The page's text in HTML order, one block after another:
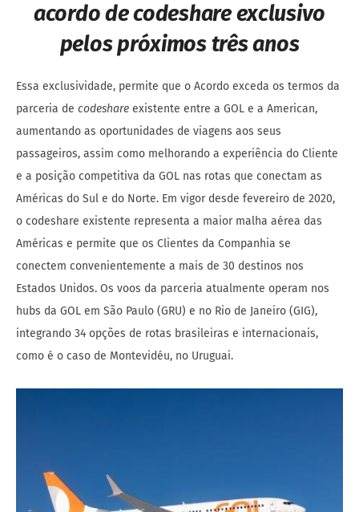
acordo decodeshareexclusivo
pelos próximos três anos
Essa exclusividade, permite que o Acordo exceda os termos da
parceria de codeshare existente entre a GOL e a American,
aumentando as oportunidades de viagens aos seus
passageiros, assim como melhorando a experiência do Cliente
e a posição competitiva da GOL nas rotas que conectam as
Américas do Sul e do Norte. Em vigor desde fevereiro de 2020,
o codeshare existente representa a maior malha aérea das
Américas e permite que os Clientes da Companhia se
conectem convenientemente a mais de 30 destinos nos
Estados Unidos. Os voos da parceria atualmente operam nos
hubs da GOL em São Paulo (GRU) e no Rio de Janeiro (GIG),
integrando 34 opções de rotas brasileiras e internacionais,
como é o caso de Montevidéu, no Uruguai.